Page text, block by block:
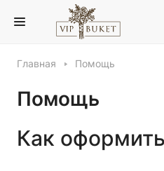
Главная Помощь
Помощь
Как